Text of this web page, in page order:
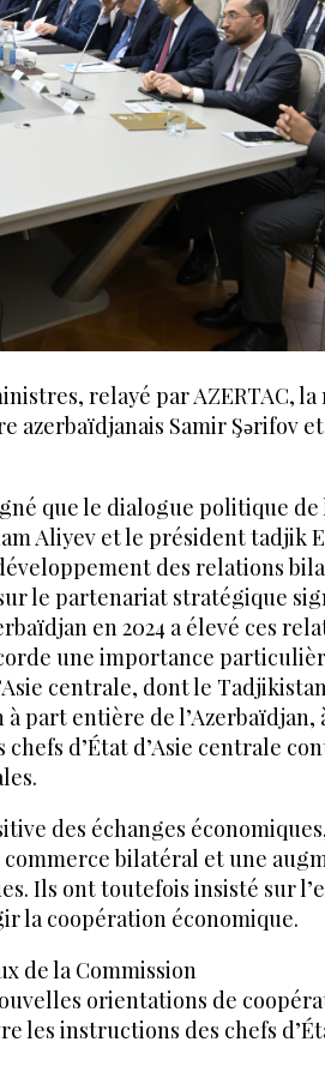
relayé par AZERTAC,
azerbaïdjanais Samir Şərifov
que le dialogue politique de
Aliyev et le président tadjik
des relations
le partenariat stratégique
en 2024 a élevé ces
une importance
centrale, dont le
part entière de l’Azerbaïdjan,
d’État d’Asie centrale
des échanges
commerce bilatéral et une
Ils ont toutefois insisté sur
la coopération économique.
de la Commission
orientations de
les instructions des chefs